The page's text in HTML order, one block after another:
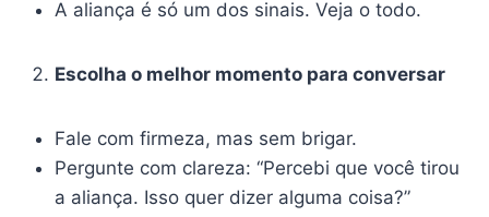
A aliança é só um dos sinais. Veja o todo.
Escolha o melhor momento para conversar
Fale com firmeza, mas sem brigar.
Pergunte com clareza: “Percebi que você tirou
a aliança. Isso quer dizer alguma coisa?”